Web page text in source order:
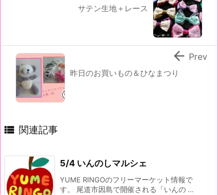
サテン生地＋レース
昨日のお買いもの＆ひなまつり
 Prev
 関連記事
5/4 いんのしマルシェ
YUME RINGOのフリーマーケット情報で
す。 尾道市因島で開催される「いんの ...